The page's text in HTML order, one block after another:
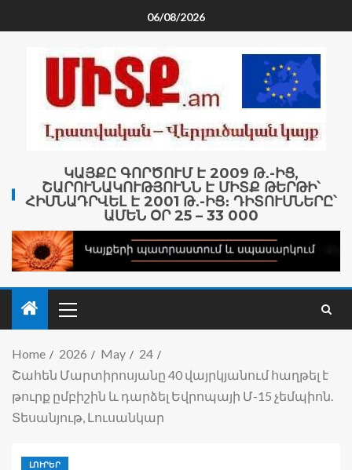
06/08/2026
ԿԱՅՔԸ ԳՈՐԾՈՒՄ Է 2009 Թ․-ԻՑ,
ՇԱՐՈՒՆԱԿՈՒԹՅՈՒՆՆ Է ՄԻՏՔ ԹԵՐԹԻ՝
ՀԻՄՆԱԴՐՎԵԼ Է 2001 Թ․-ԻՑ։ ԴԻՏՈՒՄՆԵՐԸ՝
ԱՄԵՆ ՕՐ 25 – 33 000
Home 2026 May
24
Շահեն Մարտիրոսյանը 40 վայրկյանում հաղթել է
թուրք ըմբիշին և դարձել Եվրոպայի Մ-15 չեմպիոն.
Տեսանյութ, Լուսանկար
ԼՈՒՐԵՐ